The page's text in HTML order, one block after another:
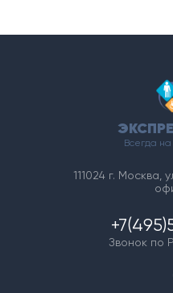
Всегда
111024 г. Москва,
Звонок по